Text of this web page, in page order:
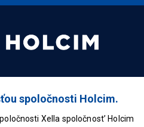
190 190
240 240
265 265
290 290
spoločnosti Holcim.
Xella spoločnost’ Holcim